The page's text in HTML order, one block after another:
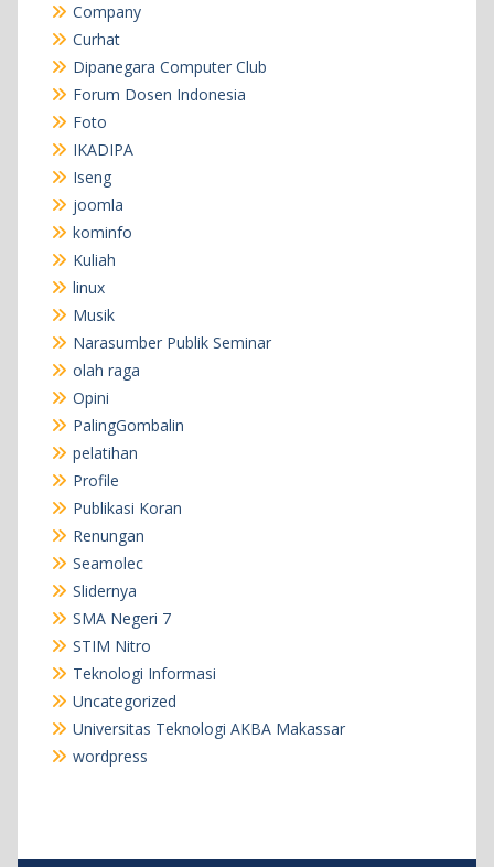
Company
Curhat
Dipanegara Computer Club
Forum Dosen Indonesia
Foto
IKADIPA
Iseng
joomla
kominfo
Kuliah
linux
Musik
Narasumber Publik Seminar
olah raga
Opini
PalingGombalin
pelatihan
Profile
Publikasi Koran
Renungan
Seamolec
Slidernya
SMA Negeri 7
STIM Nitro
Teknologi Informasi
Uncategorized
Universitas Teknologi AKBA Makassar
wordpress